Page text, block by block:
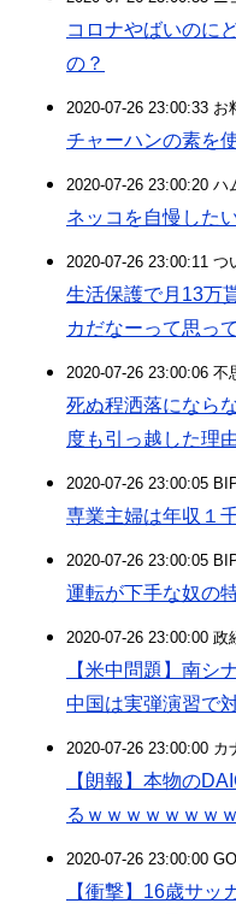
コロナやばいのに
の？
2020-07-26 23:00:33 お
チャーハンの素を
2020-07-26 23:00:20 ハ
ネッコを自慢した
2020-07-26 23:00:11 つ
生活保護で月13万
カだなーって思っ
2020-07-26 23:00:06 不
死ぬ程洒落になら
度も引っ越した理由
2020-07-26 23:00:05
専業主婦は年収１
2020-07-26 23:00:05
運転が下手な奴の
2020-07-26 23:00:00 政
【米中問題】南
中国は実弾演習で
2020-07-26 23:00:00 カ
【朗報】本物の
るｗｗｗｗｗｗｗ
2020-07-26 23:00:00
【衝撃】16歳サッ